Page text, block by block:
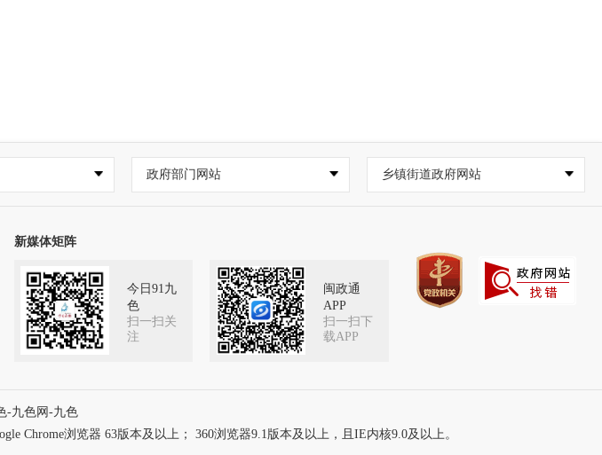
政府部门网站 乡镇街道政府网站
新媒体矩阵
今日91九
色
扫一扫关
注
闽政通
APP
扫一扫下
载APP
-九色网-九色
Chrome浏览器 63版本及以上； 360浏览器9.1版本及以上，且IE内核9.0及以上。